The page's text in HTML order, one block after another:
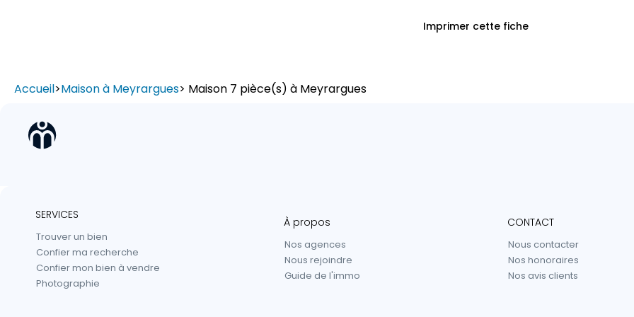
Imprimer cette fiche
Accueil>Maison à Meyrargues> Maison 7 pièce(s) à Meyrargues
SERVICES
Trouver un bien
Confier ma recherche
Confier mon bien à vendre
Photographie
À propos
Nos agences
Nous rejoindre
Guide de l'immo
CONTACT
Nous contacter
Nos honoraires
Nos avis clients